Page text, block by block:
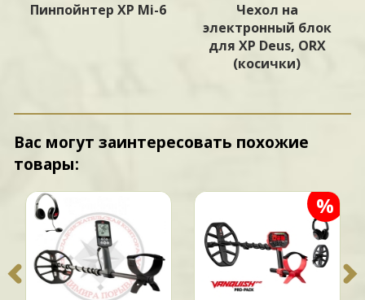
Пинпойнтер XP Mi-6
Чехол на
электронный блок
для XP Deus, ORX
(косички)
Вас могут заинтересовать похожие
товары:
%